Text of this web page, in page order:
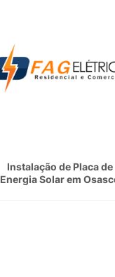
Instalação de Placa de
Energia Solar em